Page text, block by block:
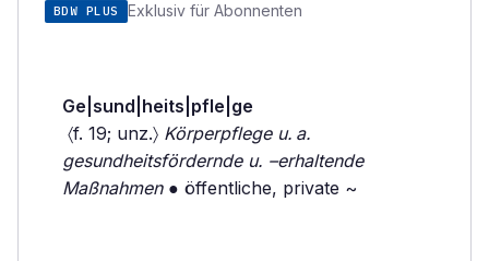
BDW PLUS Exklusiv für Abonnenten
Ge|sund|heits|pfle|ge
〈f. 19; unz.〉 Körperpflege u. a.
gesundheitsfördernde u. –erhaltende
Maßnahmen● öffentliche, private ~